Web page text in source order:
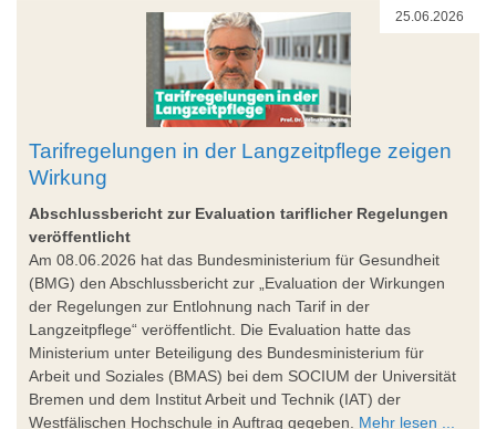
25.06.2026
Tarifregelungen in der Langzeitpflege zeigen
Wirkung
Abschlussbericht zur Evaluation tariflicher Regelungen
veröffentlicht
Am 08.06.2026 hat das Bundesministerium für Gesundheit
(BMG) den Abschlussbericht zur „Evaluation der Wirkungen
der Regelungen zur Entlohnung nach Tarif in der
Langzeitpflege“ veröffentlicht. Die Evaluation hatte das
Ministerium unter Beteiligung des Bundesministerium für
Arbeit und Soziales (BMAS) bei dem SOCIUM der Universität
Bremen und dem Institut Arbeit und Technik (IAT) der
Westfälischen Hochschule in Auftrag gegeben. Mehr lesen ...